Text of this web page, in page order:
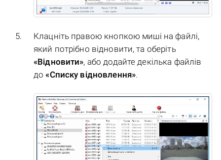
Клацніть правою кнопкою миші на файлі,
який потрібно відновити, та оберіть
«Відновити», або додайте декілька файлів
до«Списку відновлення».